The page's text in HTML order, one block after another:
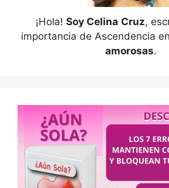
¡Hola! Soy Celina Cruz,
importancia de Ascendencia
amorosas.